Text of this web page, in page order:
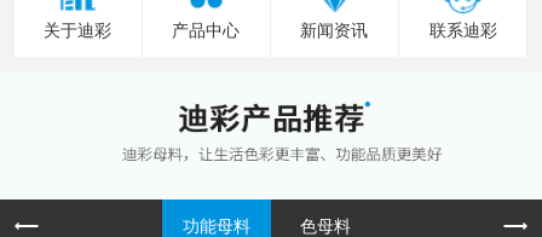
关于迪彩 产品中心 新闻资讯 联系迪彩
功能母料 色母料